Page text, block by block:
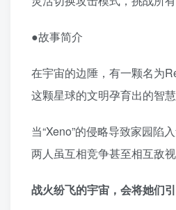
●故事简介
在宇宙的边陲，有一颗名为
这颗星球的文明孕育出的智
当“Xeno”的侵略导致家园陷
两人虽互相竞争甚至相互敌
战火纷飞的宇宙，会将她们